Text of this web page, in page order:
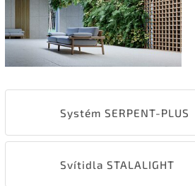
Systém SERPENT-PLUS
Svítidla STALALIGHT